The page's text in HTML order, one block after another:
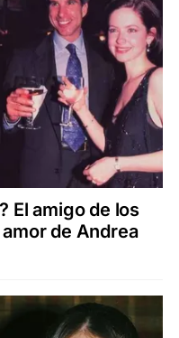
El amigo de los
de Andrea